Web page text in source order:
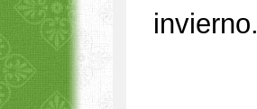
invierno.